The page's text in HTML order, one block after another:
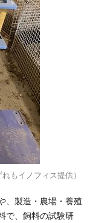
もイノフィス提供）
、製造・農場・養殖
で、飼料の試験研